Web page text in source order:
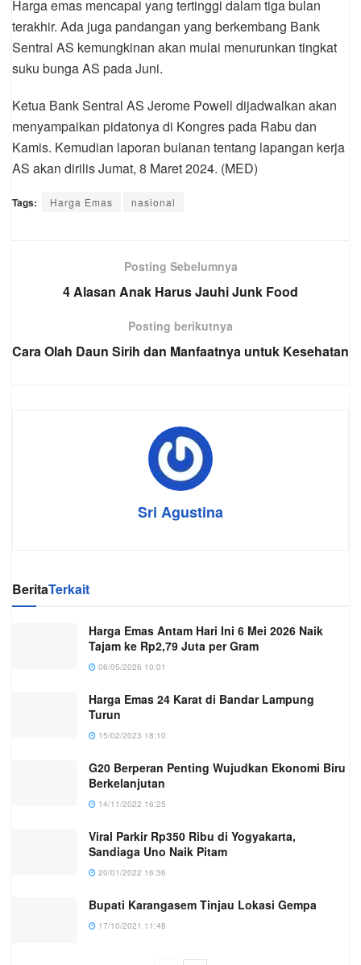
Harga emas mencapai yang tertinggi dalam tiga bulan
terakhir. Ada juga pandangan yang berkembang Bank
Sentral AS kemungkinan akan mulai menurunkan tingkat
suku bunga AS pada Juni.
Ketua Bank Sentral AS Jerome Powell dijadwalkan akan
menyampaikan pidatonya di Kongres pada Rabu dan
Kamis. Kemudian laporan bulanan tentang lapangan kerja
AS akan dirilis Jumat, 8 Maret 2024. (MED)
Tags: Harga Emas nasional
Posting Sebelumnya
4 Alasan Anak Harus Jauhi Junk Food
Posting berikutnya
Cara Olah Daun Sirih dan Manfaatnya untuk Kesehatan
Sri Agustina
BeritaTerkait
Harga Emas Antam Hari Ini 6 Mei 2026 Naik
Tajam ke Rp2,79 Juta per Gram
06/05/2026 10:01
Harga Emas 24 Karat di Bandar Lampung
Turun
15/02/2023 18:10
G20 Berperan Penting Wujudkan Ekonomi Biru
Berkelanjutan
14/11/2022 16:25
Viral Parkir Rp350 Ribu di Yogyakarta,
Sandiaga Uno Naik Pitam
20/01/2022 16:36
Bupati Karangasem Tinjau Lokasi Gempa
17/10/2021 11:48